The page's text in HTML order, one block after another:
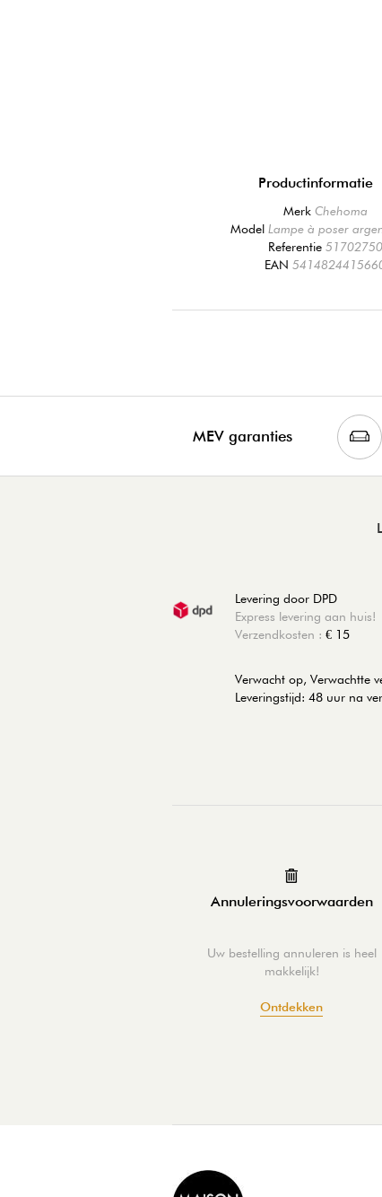
Productinformatie
Merk Chehoma
Model Lampe à poser
Referentie 51702750
EAN
MEV garanties
Levering door DPD
Express levering aan huis!
Verzendkosten : € 15
Verwacht op, Verwachtte
Leveringstijd: 48 uur na
Annuleringsvoorwaarden
Uw bestelling annuleren is heel
makkelijk!
Ontdekken